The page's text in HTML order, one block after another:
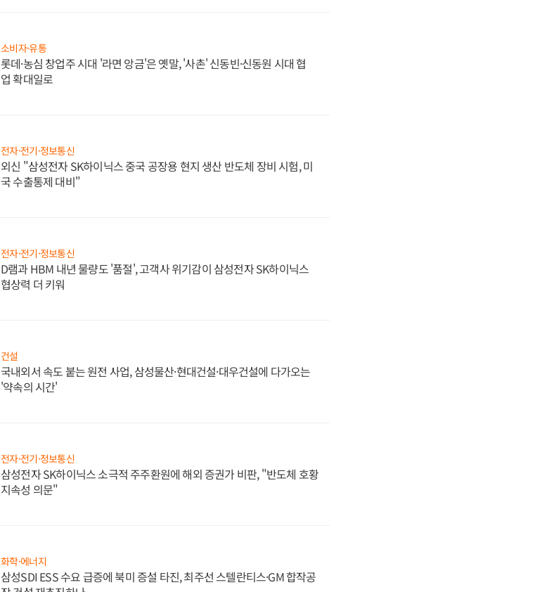
소비자·유통
롯데·농심 창업주 시대 '라면 앙금'은 옛말, '사촌' 신동빈·신동원 시대 협
업 확대일로
전자·전기·정보통신
외신 "삼성전자 SK하이닉스 중국 공장용 현지 생산 반도체 장비 시험, 미
국 수출통제 대비"
전자·전기·정보통신
D램과 HBM 내년 물량도 '품절', 고객사 위기감이 삼성전자 SK하이닉스
협상력 더 키워
건설
국내외서 속도 붙는 원전 사업, 삼성물산·현대건설·대우건설에 다가오는
'약속의 시간'
전자·전기·정보통신
삼성전자 SK하이닉스 소극적 주주환원에 해외 증권가 비판, "반도체 호황
지속성 의문"
화학·에너지
삼성SDI ESS 수요 급증에 북미 증설 타진, 최주선 스텔란티스·GM 합작공